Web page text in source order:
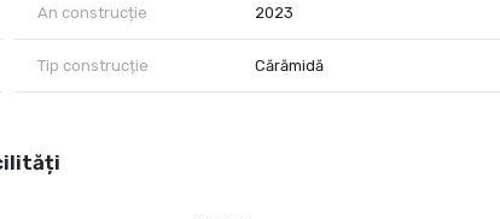
An construcție 2023
Tip construcție Cărămidă